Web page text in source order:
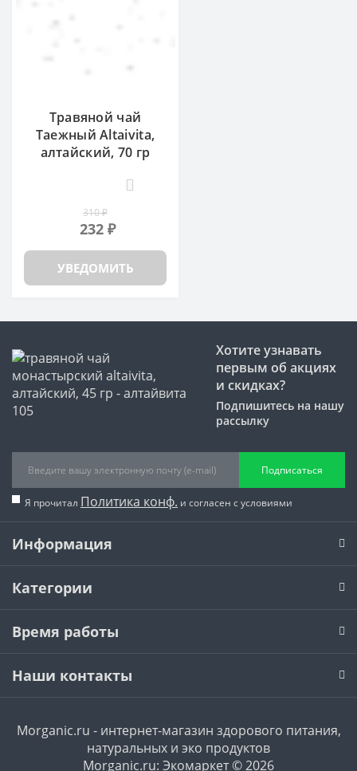
Травяной чай
Таежный Altaivita,
алтайский, 70 гр
310 ₽
232 ₽
УВЕДОМИТЬ
Хотите узнавать
первым об акциях
и скидках?
Подпишитесь на нашу
рассылку
Подписаться
Я прочитал Политика конф. и согласен с условиями
Информация
Категории
Время работы
Наши контакты
Morganic.ru - интернет-магазин здорового питания,
натуральных и эко продуктов
Morganic.ru: Экомаркет © 2026